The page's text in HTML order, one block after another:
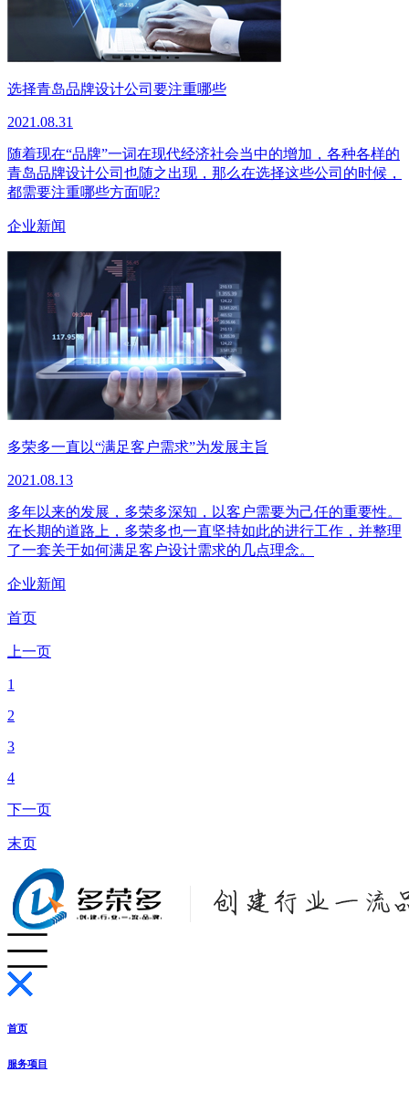
选择青岛品牌设计公司要注重哪些
2021.08.31
随着现在“品牌”一词在现代经济社会当中的增加，各种各样的
青岛品牌设计公司也随之出现，那么在选择这些公司的时候，
都需要注重哪些方面呢?
企业新闻
多荣多一直以“满足客户需求”为发展主旨
2021.08.13
多年以来的发展，多荣多深知，以客户需要为己任的重要性。
在长期的道路上，多荣多也一直坚持如此的进行工作，并整理
了一套关于如何满足客户设计需求的几点理念。
企业新闻
首页
上一页
1
2
3
4
下一页
末页
首页
服务项目